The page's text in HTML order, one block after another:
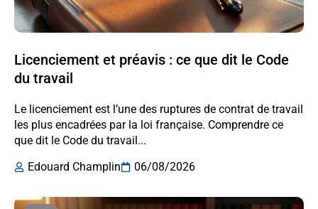
Licenciement et préavis : ce que dit le Code
du travail
Le licenciement est l’une des ruptures de contrat de travail
les plus encadrées par la loi française. Comprendre ce
que dit le Code du travail...
Edouard Champlin
06/08/2026